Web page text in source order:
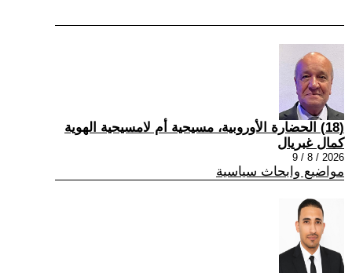
(18) الحضارة الأوروبية، مسيحية أم لامسيحية الهوية
كمال غبريال
2026 / 8 / 9
مواضيع وابحاث سياسية